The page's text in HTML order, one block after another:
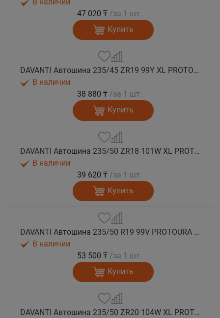
47 020 ₸ /за 1 шт.
Купить
DAVANTI Автошина 235/45 ZR19 99Y XL PROTOURA SPORT RPR лето
В наличии
38 880 ₸ /за 1 шт.
Купить
DAVANTI Автошина 235/50 ZR18 101W XL PROTOURA SPORT RPR лето
В наличии
39 620 ₸ /за 1 шт.
Купить
DAVANTI Автошина 235/50 R19 99V PROTOURA SPORT RPR лето
В наличии
53 500 ₸ /за 1 шт.
Купить
DAVANTI Автошина 235/50 ZR20 104W XL PROTOURA SPORT RPR лето